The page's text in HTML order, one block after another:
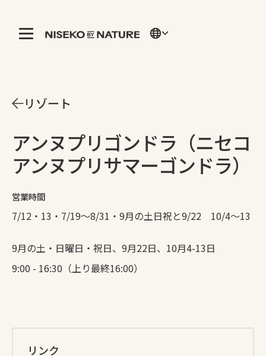
リゾート
アンヌプリゴンドラ（ニセコ
アンヌプリサマーゴンドラ）
営業時間
7/12・13・7/19～8/31・9月の土日祝と9/22 10/4～13
9月の土・日曜日・祝日、9月22日、10月4-13日
9:00 - 16:30（上り最終16:00）
リンク